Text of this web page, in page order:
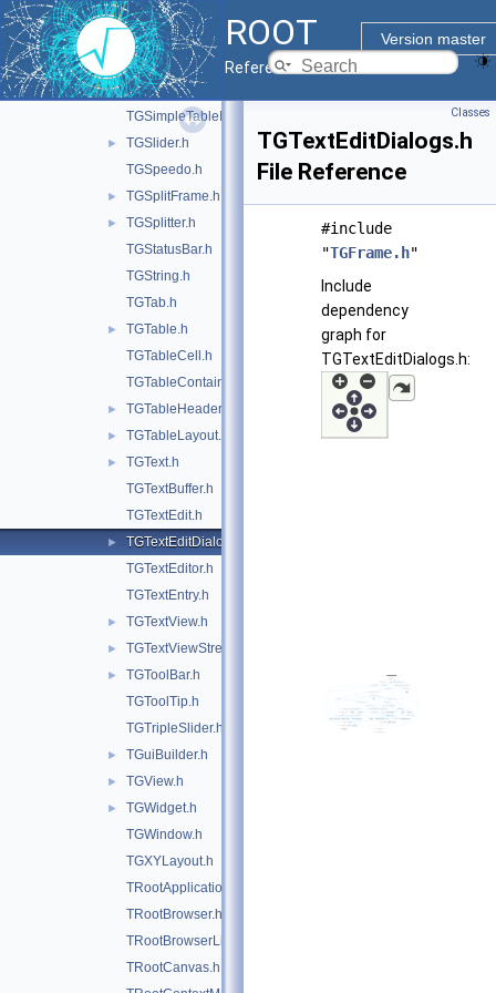
ROOT
Version master
Reference Guide
► TGScrollBar.h
TGShapedFrame.h
TGShutter.h
TGSimpleTable.h
TGSimpleTableInterface.h
►
TGSlider.h
TGSpeedo.h
► TGSplitFrame.h
►
TGSplitter.h
TGStatusBar.h
TGString.h
TGTab.h
►
TGTable.h
TGTableCell.h
TGTableContainer.h
► TGTableHeader.h
► TGTableLayout.h
►
TGText.h
TGTextBuffer.h
TGTextEdit.h
►
TGTextEditDialogs.h
TGTextEditor.h
TGTextEntry.h
► TGTextView.h
► TGTextViewStream.h
►
TGToolBar.h
TGToolTip.h
TGTripleSlider.h
► TGuiBuilder.h
► TGView.h
►
TGWidget.h
TGWindow.h
TGXYLayout.h
TRootApplication.h
TRootBrowser.h
TRootBrowserLite.h
TRootCanvas.h
Classes
TGTextEditDialogs.h
File Reference
#include
"TGFrame.h"
Include
dependency
graph for
TGTextEditDialogs.h: